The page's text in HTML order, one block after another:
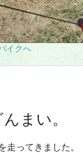
まい。
走ってきました。